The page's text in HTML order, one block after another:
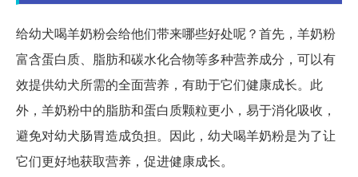
给幼犬喝羊奶粉会给他们带来哪些好处呢？首先，羊奶粉
富含蛋白质、脂肪和碳水化合物等多种营养成分，可以有
效提供幼犬所需的全面营养，有助于它们健康成长。此
外，羊奶粉中的脂肪和蛋白质颗粒更小，易于消化吸收，
避免对幼犬肠胃造成负担。因此，幼犬喝羊奶粉是为了让
它们更好地获取营养，促进健康成长。